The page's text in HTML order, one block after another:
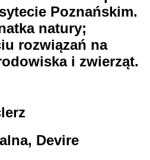
Poznańskim.
natury;
rozwiązań na
i zwierząt.
Devire